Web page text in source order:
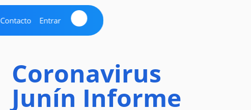
Contacto Entrar
Coronavirus
Junín Informe